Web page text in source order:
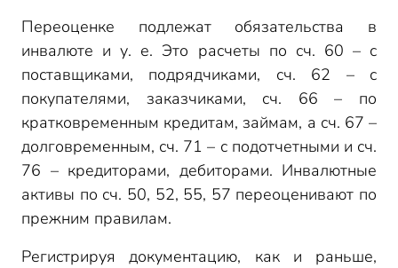
Переоценке подлежат обязательства в
инвалюте и у. е. Это расчеты по сч. 60 – с
поставщиками, подрядчиками, сч. 62 – с
покупателями, заказчиками, сч. 66 – по
кратковременным кредитам, займам, а сч. 67 –
долговременным, сч. 71 – с подотчетными и сч.
76 – кредиторами, дебиторами. Инвалютные
активы по сч. 50, 52, 55, 57 переоценивают по
прежним правилам.
Регистрируя документацию, как и раньше,